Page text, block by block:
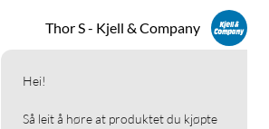
Thor S - Kjell & Company
Hei!
Så leit å høre at produktet du kjøpte